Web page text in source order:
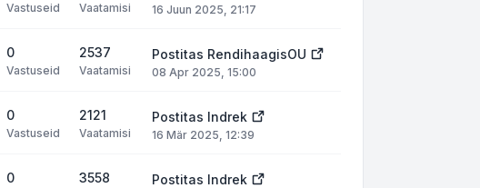
Vastuseid Vaatamisi 16 Juun 2025, 21:17
0
Vastuseid
2537
Vaatamisi
Postitas RendihaagisOU
08 Apr 2025, 15:00
0
Vastuseid
2121
Vaatamisi
Postitas Indrek
16 Mär 2025, 12:39
0 3558 Postitas Indrek